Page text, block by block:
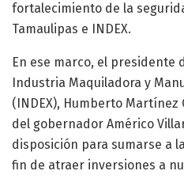
fortalecimiento de la
Tamaulipas e INDEX.
En ese marco, el presidente
Industria Maquiladora y
(INDEX), Humberto
del gobernador Américo
disposición para sumarse a
fin de atraer inversiones a